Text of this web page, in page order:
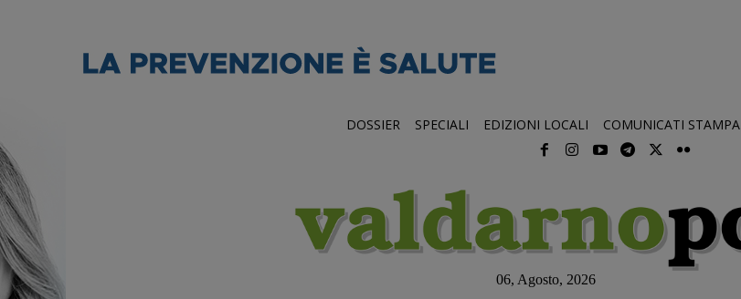
DOSSIER SPECIALI EDIZIONI LOCALI COMUNICATI STAMPA
06, Agosto, 2026